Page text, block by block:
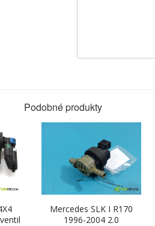
Podobné produkty
Mercedes SLK I R170
1996-2004 2.0